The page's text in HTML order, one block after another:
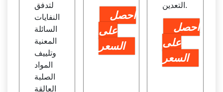
لتدفق
النفايات
السائلة
المعنية
وتلييف
المواد
الصلبة
العالقة
احصل
على
السعر
التعدين.
احصل
على
السعر